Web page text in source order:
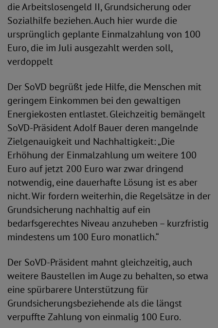
die Arbeitslosengeld II, Grundsicherung oder
Sozialhilfe beziehen. Auch hier wurde die
ursprünglich geplante Einmalzahlung von 100
Euro, die im Juli ausgezahlt werden soll,
verdoppelt
Der SoVD begrüßt jede Hilfe, die Menschen mit
geringem Einkommen bei den gewaltigen
Energiekosten entlastet. Gleichzeitig bemängelt
SoVD-Präsident Adolf Bauer deren mangelnde
Zielgenauigkeit und Nachhaltigkeit: „Die
Erhöhung der Einmalzahlung um weitere 100
Euro auf jetzt 200 Euro war zwar dringend
notwendig, eine dauerhafte Lösung ist es aber
nicht. Wir fordern weiterhin, die Regelsätze in der
Grundsicherung nachhaltig auf ein
bedarfsgerechtes Niveau anzuheben – kurzfristig
mindestens um 100 Euro monatlich.“
Der SoVD-Präsident mahnt gleichzeitig, auch
weitere Baustellen im Auge zu behalten, so etwa
eine spürbarere Unterstützung für
Grundsicherungsbeziehende als die längst
verpuffte Zahlung von einmalig 100 Euro.